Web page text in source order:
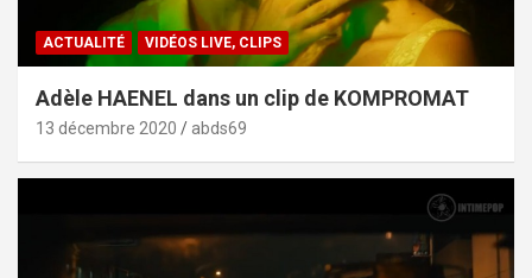
ACTUALITÉ VIDÉOS LIVE, CLIPS
Adèle HAENEL dans un clip de KOMPROMAT
13 décembre 2020 abds69